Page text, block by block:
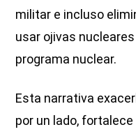
militar e incluso
usar ojivas
programa nuclear.
Esta narrativa
por un lado,